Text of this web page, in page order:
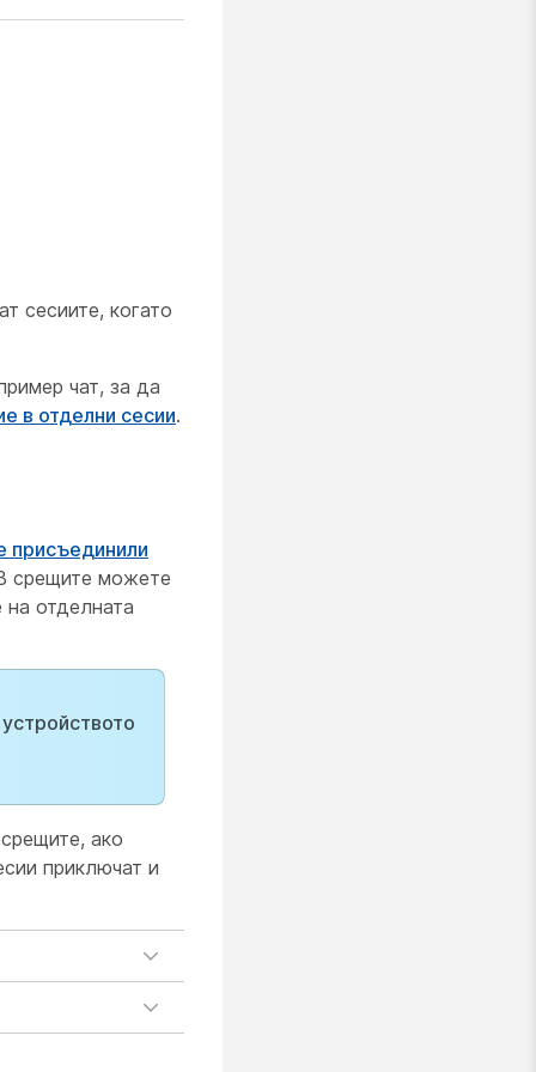
сесиите, когато
чат, за да
в отделни сесии.
присъединили
срещите можете
отделната
ако
приключат и